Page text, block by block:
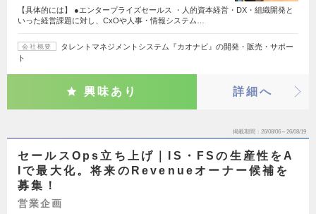
【具体的には】 ●エンタープライズセールス ・人的資本経営・DX・組織開発と
いった経営課題に対し、CxOや人事・情報システム…
会社概要
タレントマネジメントシステム『カオナビ』の開発・販売・サポー
ト
興味あり 詳細へ
掲載期間 26/08/06～26/08/19
セールスOps立ち上げ｜IS・FSの生産性をA
Iで最大化。将来のRevenueオーナー候補を
募集！
営業企画